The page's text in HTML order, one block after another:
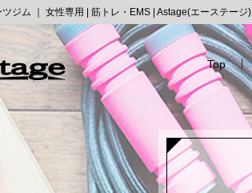
ジム ｜ 女性専用 | 筋トレ・EMS | Astage(エーステージ)
Top